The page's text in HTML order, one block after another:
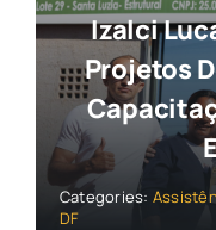
Izalci
Projetos
Categories:
DF